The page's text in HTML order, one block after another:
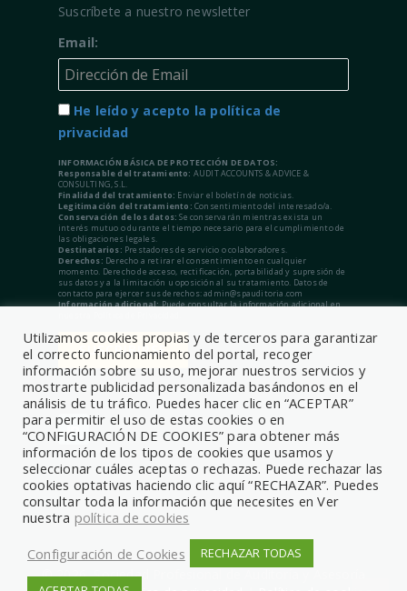
Suscríbete a nuestro newsletter
Email:
He leído y acepto la política de
privacidad
INFORMACIÓN BÁSICA DE PROTECCIÓN DE DATOS:
Responsable del tratamiento: AUDIT ACCOUNTS & ADVICE &
CONSULTING, S.L.
Finalidad del tratamiento: Enviar el boletín de noticias.
Legitimación del tratamiento: Consentimiento del interesado/a.
Conservación de los datos: Se conservarán mientras exista un
interés mutuo o durante el tiempo necesario para el cumplimiento de
las obligaciones legales.
Destinatarios: Prestadores de servicio o colaboradores.
Derechos: Derecho a retirar el consentimiento en cualquier
momento. Derecho de acceso, rectificación, portabilidad y supresión de
sus datos y a la limitación u oposición al su tratamiento. Datos de
contacto para ejercer sus derechos: admin@spauditoria.com
Información adicional:Puede consultar la información adicional en
© 2026, Sociedad Profesional de Auditoría y Asesoría
Utilizamos cookies propias y de terceros para garantizar
el correcto funcionamiento del portal, recoger
información sobre su uso, mejorar nuestros servicios y
mostrarte publicidad personalizada basándonos en el
análisis de tu tráfico. Puedes hacer clic en “ACEPTAR”
para permitir el uso de estas cookies o en
“CONFIGURACIÓN DE COOKIES” para obtener más
información de los tipos de cookies que usamos y
seleccionar cuáles aceptas o rechazas. Puede rechazar las
cookies optativas haciendo clic aquí “RECHAZAR”. Puedes
consultar toda la información que necesites en Ver
nuestra política de cookies
Configuración de Cookies
RECHAZAR TODAS